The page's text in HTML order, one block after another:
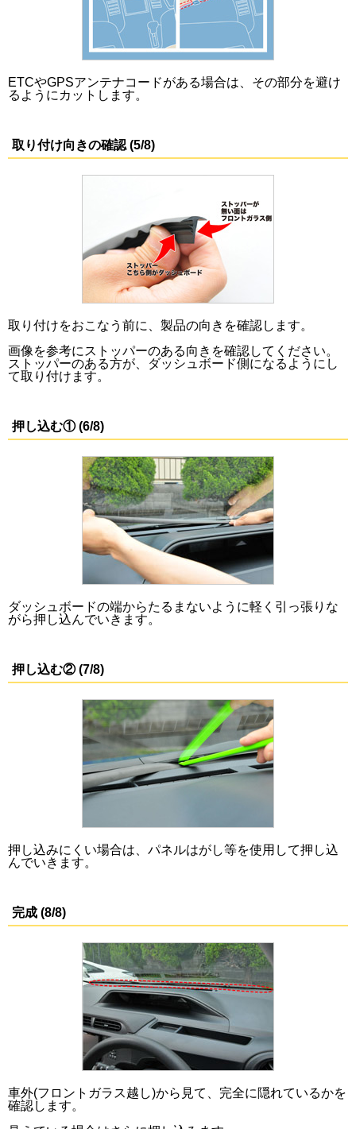
ETCやGPSアンテナコードがある場合は、その部分を避け
るようにカットします。
取り付け向きの確認 (5/8)
取り付けをおこなう前に、製品の向きを確認します。
画像を参考にストッパーのある向きを確認してください。
ストッパーのある方が、ダッシュボード側になるようにし
て取り付けます。
押し込む① (6/8)
ダッシュボードの端からたるまないように軽く引っ張りな
がら押し込んでいきます。
押し込む② (7/8)
押し込みにくい場合は、パネルはがし等を使用して押し込
んでいきます。
完成 (8/8)
車外(フロントガラス越し)から見て、完全に隠れているかを
確認します。